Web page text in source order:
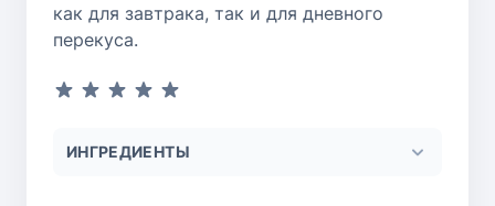
как для завтрака, так и для дневного
перекуса.
ИНГРЕДИЕНТЫ